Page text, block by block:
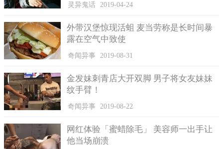
一名人妻可能因为适逢快要过年了，于是动手整理夫家的各
库，上头不能堆放杂物，怎么上面堆放了超多报纸，过期保鲜膜
以及灰尘，这位自称大胆媳妇的女网友出手整理后竟然发现，这
报纸日期跟内容超精彩，居然是民国91年的报纸，还有政党轮替
轻的霍建华跟言承旭，最后冰箱顶部经过整理擦拭后已经闪闪发
光了，希望能继续维持下去！希望公婆不要再乱堆杂物在上面
了。
灵异鬼话 2019-04-24
外带汉堡惊现活蛆 麦当劳称是长时间暴
露在空气中致使
奇闻异事 2019-08-31
金发妹刺青店大开双脚 男子将女友妹妹
纹手臂！
奇闻异事 2019-08-22
网红体验「蜜蜡除毛」 美容师一出手让
他当场崩溃